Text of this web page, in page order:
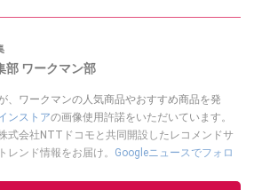
部 ワークマン部
、ワークマンの人気商品やおすすめ商品を発
ンストアの画像使用許諾をいただいています。
式会社NTTドコモと共同開設したレコメンドサ
レンド情報をお届け。 Googleニュースでフォロ